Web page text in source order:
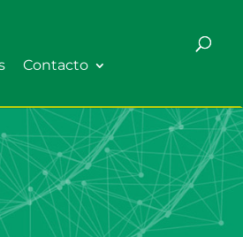
Contacto